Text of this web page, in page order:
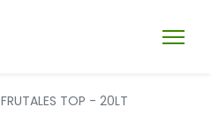
TOP - 20LT